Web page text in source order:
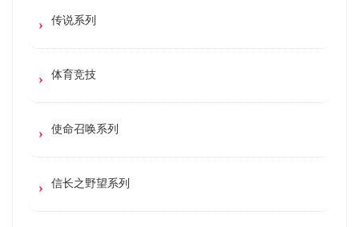
传说系列
体育竞技
使命召唤系列
信长之野望系列